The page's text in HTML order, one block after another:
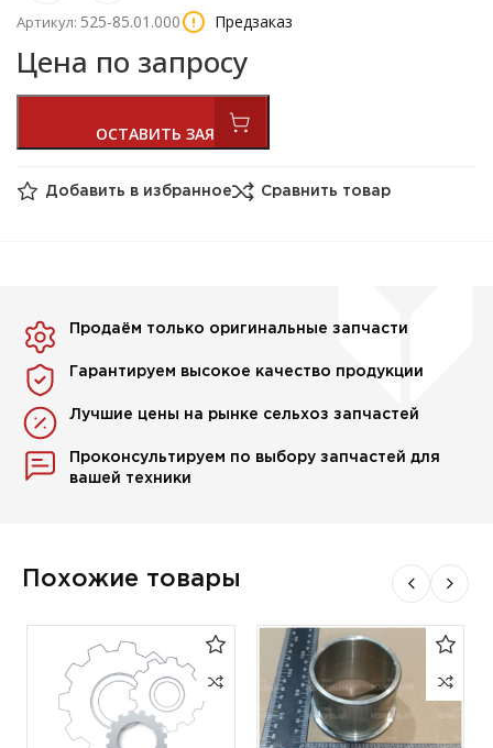
Артикул: 525-85.01.000 Предзаказ
Цена по запросу
Добавить в избранное Сравнить товар
Продаём только оригинальные запчасти
Гарантируем высокое качество продукции
Лучшие цены на рынке сельхоз запчастей
Проконсультируем по выбору запчастей для
вашей техники
Похожие товары